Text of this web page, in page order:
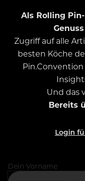
Als Rolling
Zugriff auf alle
besten Köche
Und das
Bereits
Login
Dein Vorname